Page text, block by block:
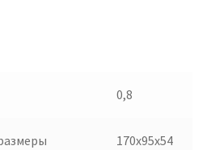
0,8
170х95х54